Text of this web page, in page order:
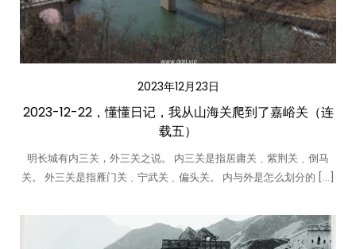
2023年12月23日
2023-12-22，懂懂日记，我从山海关爬到了嘉峪关（连
载五）
明长城有内三关，外三关之说。 内三关是指居庸关﹑紫荆关﹑倒马
关。 外三关是指雁门关﹑宁武关﹑偏头关。 内与外是怎么划分的 […]